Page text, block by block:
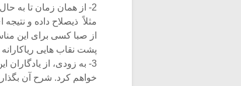
2- از همان زمان تا به
مثلاً ذیصلاح داده و
از صبا کسی برای این
پشت نقاب هایی ریاکارانه
3- به زودی، از
خواهم کرد. شرح آن